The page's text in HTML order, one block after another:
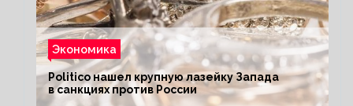
Экономика
Politico нашел крупную лазейку Запада
в санкциях против России